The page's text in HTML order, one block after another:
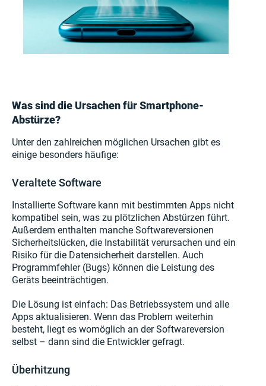
Was sind die Ursachen für Smartphone-
Abstürze?
Unter den zahlreichen möglichen Ursachen gibt es
einige besonders häufige:
Veraltete Software
Installierte Software kann mit bestimmten Apps nicht
kompatibel sein, was zu plötzlichen Abstürzen führt.
Außerdem enthalten manche Softwareversionen
Sicherheitslücken, die Instabilität verursachen und ein
Risiko für die Datensicherheit darstellen. Auch
Programmfehler (Bugs) können die Leistung des
Geräts beeinträchtigen.
Die Lösung ist einfach: Das Betriebssystem und alle
Apps aktualisieren. Wenn das Problem weiterhin
besteht, liegt es womöglich an der Softwareversion
selbst – dann sind die Entwickler gefragt.
Überhitzung